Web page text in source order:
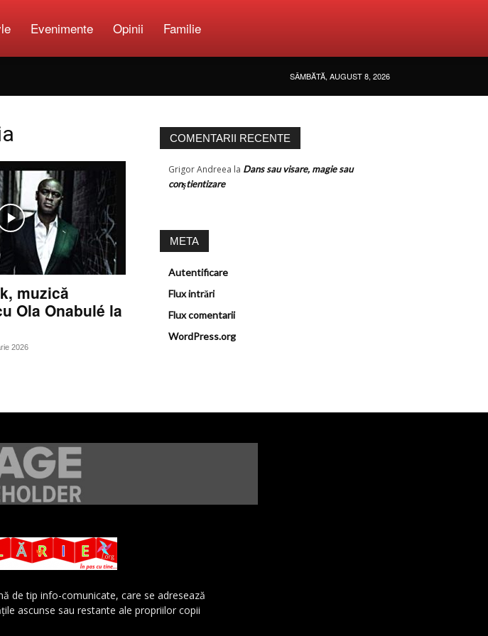
Evenimente Opinii Familie
SÂMBĂTĂ, AUGUST 8, 2026
muzică
Ola Onabulé la
2026
COMENTARII RECENTE
Grigor Andreea la Dans sau visare, magie sau
conştientizare
META
Autentificare
Flux intrări
Flux comentarii
WordPress.org
de tip info-comunicate, care se adresează
ascunse sau restante ale propriilor copii